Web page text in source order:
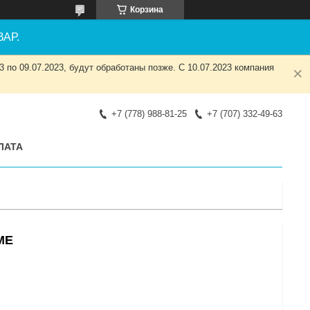
Корзина
09.07.2023, будут обработаны позже. С 10.07.2023 компания
+7 (778) 988-81-25 +7 (707) 332-49-63